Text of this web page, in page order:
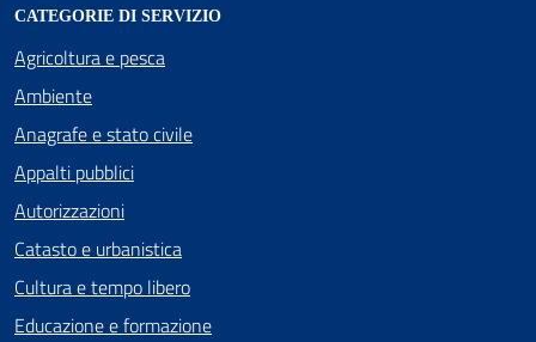
CATEGORIE DI SERVIZIO
Agricoltura e pesca
Ambiente
Anagrafe e stato civile
Appalti pubblici
Autorizzazioni
Catasto e urbanistica
Cultura e tempo libero
Educazione e formazione